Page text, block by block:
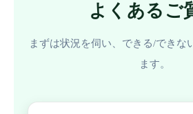
よくあるご
まずは状況を伺い、できる/できな
ます。